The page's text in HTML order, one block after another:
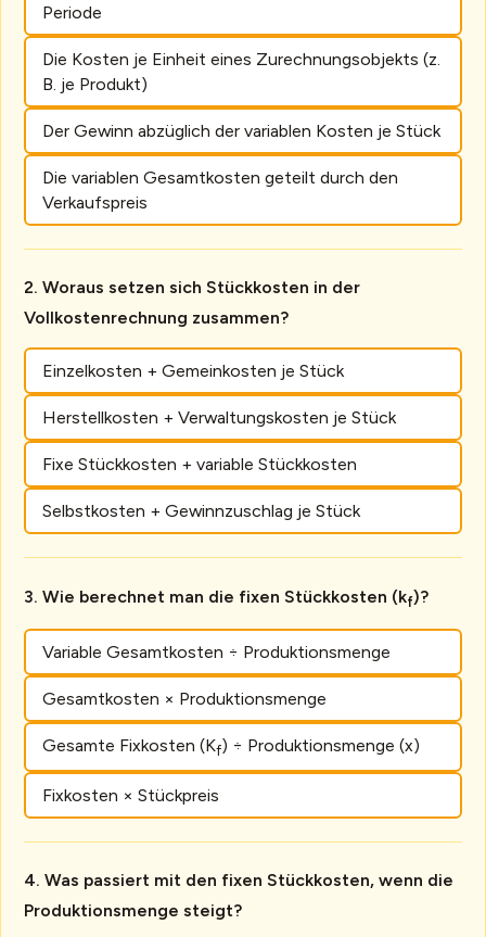
Periode
Die Kosten je Einheit eines Zurechnungsobjekts (z.
B. je Produkt)
Der Gewinn abzüglich der variablen Kosten je Stück
Die variablen Gesamtkosten geteilt durch den
Verkaufspreis
Woraus setzen sich Stückkosten in der
Vollkostenrechnung zusammen?
Einzelkosten + Gemeinkosten je Stück
Herstellkosten + Verwaltungskosten je Stück
Fixe Stückkosten + variable Stückkosten
Selbstkosten + Gewinnzuschlag je Stück
Wie berechnet man die fixen Stückkosten (kf)?
Variable Gesamtkosten ÷ Produktionsmenge
Gesamtkosten × Produktionsmenge
Gesamte Fixkosten (Kf) ÷ Produktionsmenge (x)
Fixkosten × Stückpreis
Was passiert mit den fixen Stückkosten, wenn die
Produktionsmenge steigt?